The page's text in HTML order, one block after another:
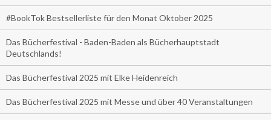
#BookTok Bestsellerliste für den Monat Oktober 2025
Das Bücherfestival - Baden-Baden als Bücherhauptstadt
Deutschlands!
Das Bücherfestival 2025 mit Elke Heidenreich
Das Bücherfestival 2025 mit Messe und über 40 Veranstaltungen